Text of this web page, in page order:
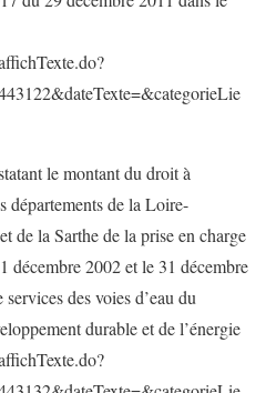
le montant du droit à
départements de la Loire-
de la Sarthe de la prise en charge
décembre 2002 et le 31 décembre
des voies d’eau du
durable et de l’énergie